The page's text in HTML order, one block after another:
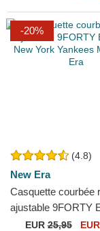
-20%
(4.8)
New Era
Casquette courbée
ajustable 9FORTY
New York Yankees
EUR25,95